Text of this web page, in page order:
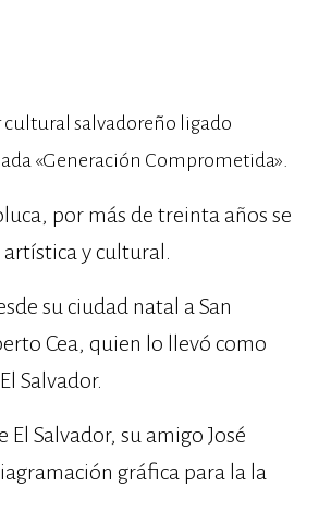
cultural salvadoreño ligado
«Generación Comprometida».
por más de treinta años se
y cultural.
su ciudad natal a San
Cea, quien lo llevó como
Salvador.
Salvador, su amigo José
gráfica para la la